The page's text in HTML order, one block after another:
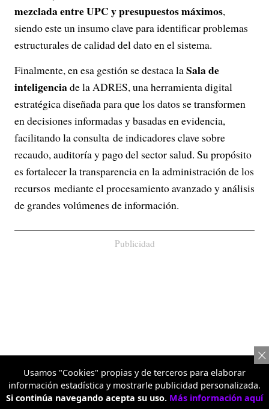
mezclada entre UPC y presupuestos máximos,
siendo este un insumo clave para identificar problemas
estructurales de calidad del dato en el sistema.
Finalmente, en esa gestión se destaca laSala de
inteligenciade la ADRES, una herramienta digital
estratégica diseñada para que los datos se transformen
en decisiones informadas y basadas en evidencia,
facilitando la consulta de indicadores clave sobre
recaudo, auditoría y pago del sector salud. Su propósito
es fortalecer la transparencia en la administración de los
recursos mediante el procesamiento avanzado y análisis
de grandes volúmenes de información.
Publicidad
Usamos "Cookies" propias y de terceros para elaborar
información estadística y mostrarle publicidad personalizada.
Si continúa navegando acepta su uso. Más información aquí